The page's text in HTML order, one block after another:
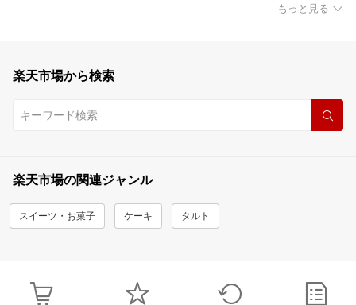
もっと見る
楽天市場から検索
楽天市場の関連ジャンル
スイーツ・お菓子 ケーキ タルト